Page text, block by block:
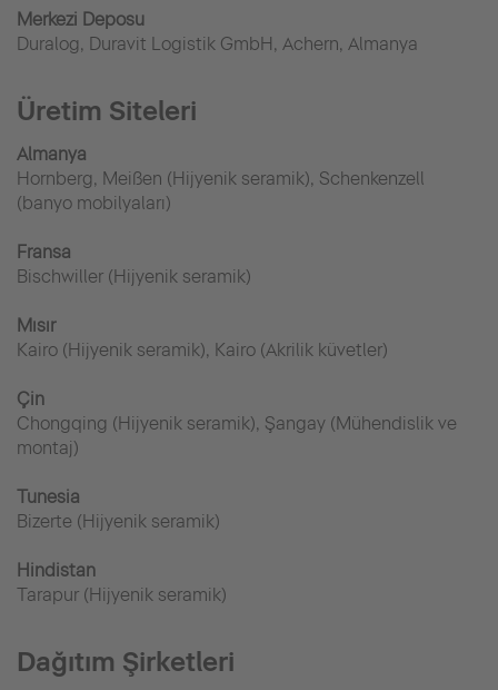
Merkezi Deposu
Duralog, Duravit Logistik GmbH, Achern, Almanya
Üretim Siteleri
Almanya
Hornberg, Meißen (Hijyenik seramik), Schenkenzell
(banyo mobilyaları)
Fransa
Bischwiller (Hijyenik seramik)
Mısır
Kairo (Hijyenik seramik), Kairo (Akrilik küvetler)
Çin
Chongqing (Hijyenik seramik), Şangay (Mühendislik ve
montaj)
Tunesia
Bizerte (Hijyenik seramik)
Hindistan
Tarapur (Hijyenik seramik)
Dağıtım Şirketleri